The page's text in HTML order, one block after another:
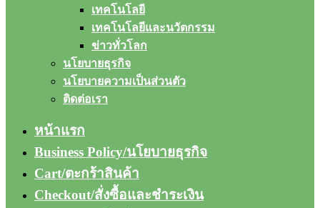
เทคโนโลยี
เทคโนโลยีและนวัตกรรม
ข่าวทั่วโลก
นโยบายธุรกิจ
นโยบายความเป็นส่วนตัว
ติดต่อเรา
หน้าแรก
Business Policy/นโยบายธุรกิจ
Cart/ตะกร้าสินค้า
Checkout/สั่งซื้อและชำระเงิน